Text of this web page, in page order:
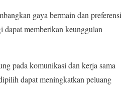
gaya bermain dan preferensi
dapat memberikan keunggulan
pada komunikasi dan kerja sama
dapat meningkatkan peluang